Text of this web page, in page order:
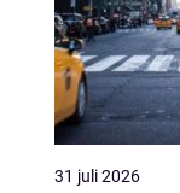
31 juli 2026